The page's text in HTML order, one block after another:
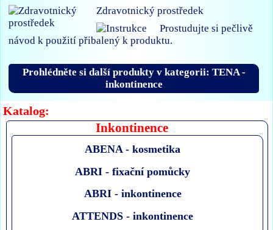
Katalog:
Inkontinence
ABENA - kosmetika
ABRI - fixační pomůcky
ABRI - inkontinence
ATTENDS - inkontinence
Zdravotnický prostředek
Prostudujte si pečlivě
návod k použití přibalený k produktu.
Prohlédněte si další produkty v kategorii: TENA -
inkontinence